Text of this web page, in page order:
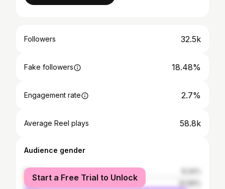
Followers 32.5k
Fake followers 18.48%
Engagement rate 2.7%
Average Reel plays 58.8k
Audience gender
female
male
Start a Free Trial to Unlock